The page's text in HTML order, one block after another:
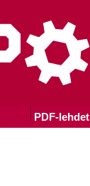
PDF-lehdet